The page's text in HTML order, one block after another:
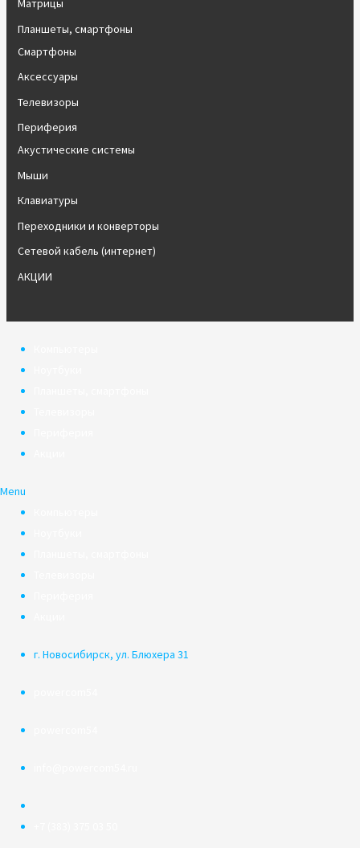
Матрицы
Планшеты, смартфоны
Смартфоны
Аксессуары
Телевизоры
Периферия
Акустические системы
Мыши
Клавиатуры
Переходники и конверторы
Сетевой кабель (интернет)
АКЦИИ
Menu
г. Новосибирск, ул. Блюхера 31